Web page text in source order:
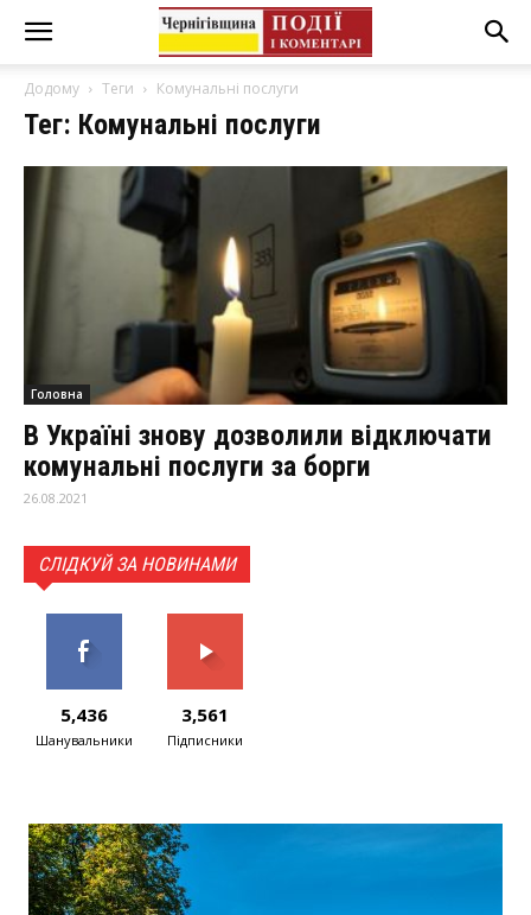
Додому Теги Комунальні послуги
Тег: Комунальні послуги
Головна
В Україні знову дозволили відключати
комунальні послуги за борги
26.08.2021
СЛІДКУЙ ЗА НОВИНАМИ
5,436
Шанувальники
3,561
Підписники